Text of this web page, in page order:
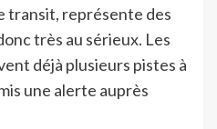
transit, représente des
très au sérieux. Les
déjà plusieurs pistes à
une alerte auprès